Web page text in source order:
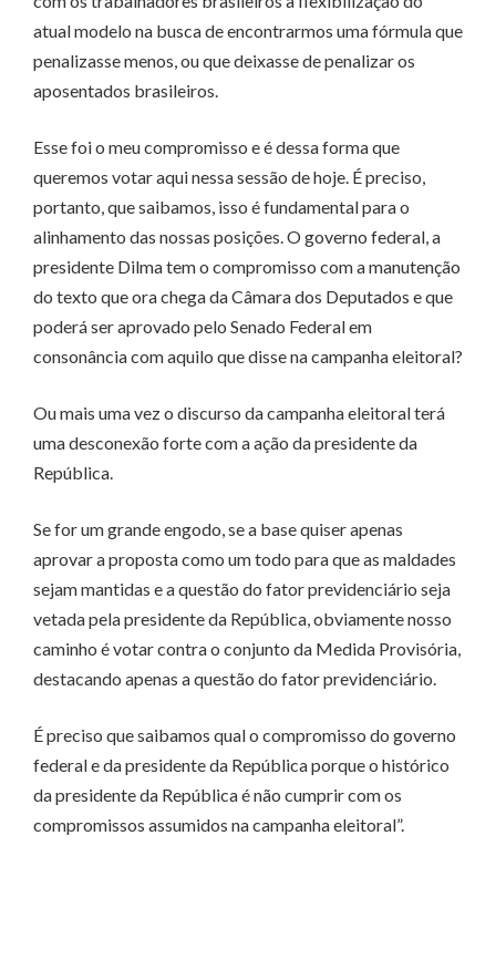
atual modelo na busca de encontrarmos uma fórmula que
penalizasse menos, ou que deixasse de penalizar os
aposentados brasileiros.
Esse foi o meu compromisso e é dessa forma que
queremos votar aqui nessa sessão de hoje. É preciso,
portanto, que saibamos, isso é fundamental para o
alinhamento das nossas posições. O governo federal, a
presidente Dilma tem o compromisso com a manutenção
do texto que ora chega da Câmara dos Deputados e que
poderá ser aprovado pelo Senado Federal em
consonância com aquilo que disse na campanha eleitoral?
Ou mais uma vez o discurso da campanha eleitoral terá
uma desconexão forte com a ação da presidente da
República.
Se for um grande engodo, se a base quiser apenas
aprovar a proposta como um todo para que as maldades
sejam mantidas e a questão do fator previdenciário seja
vetada pela presidente da República, obviamente nosso
caminho é votar contra o conjunto da Medida Provisória,
destacando apenas a questão do fator previdenciário.
É preciso que saibamos qual o compromisso do governo
federal e da presidente da República porque o histórico
da presidente da República é não cumprir com os
compromissos assumidos na campanha eleitoral”.